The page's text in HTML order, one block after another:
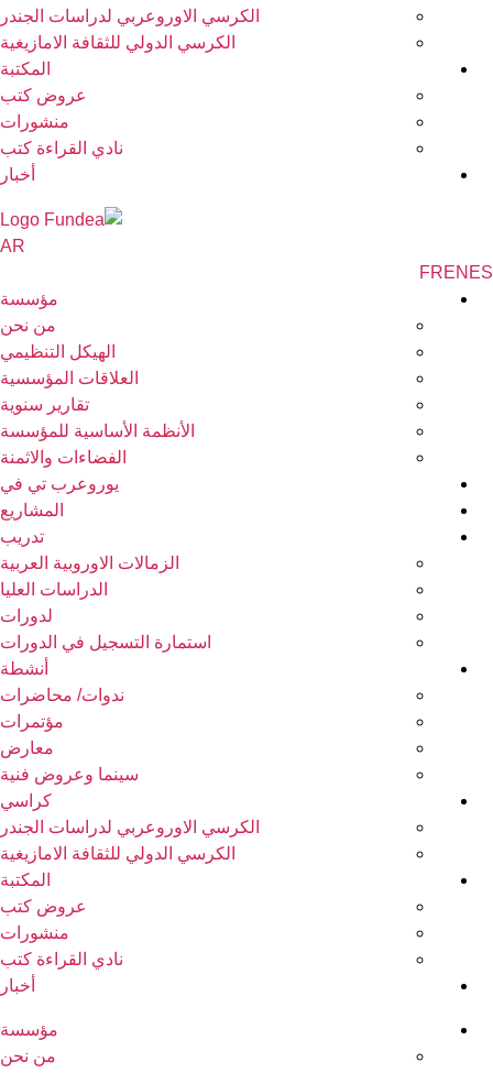
الكرسي الاوروعربي لدراسات الجندر
الكرسي الدولي للثقافة الامازيغية
المكتبة
عروض كتب
منشورات
نادي القراءة كتب
أخبار
AR
EN
FR
مؤسسة
من نحن
الهيكل التنظيمي
العلاقات المؤسسية
تقارير سنوية
الأنظمة الأساسية للمؤسسة
الفضاءات والاثمنة
يوروعرب تي في
المشاريع
تدريب
الزمالات الاوروبية العربية
الدراسات العليا
لدورات
استمارة التسجيل في الدورات
أنشطة
ندوات/ محاضرات
مؤتمرات
معارض
سينما وعروض فنية
كراسي
الكرسي الاوروعربي لدراسات الجندر
الكرسي الدولي للثقافة الامازيغية
المكتبة
عروض كتب
منشورات
نادي القراءة كتب
أخبار
مؤسسة
من نحن